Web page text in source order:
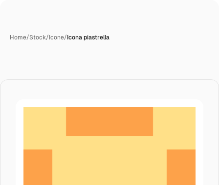
Home/Stock/Icone/Icona piastrella